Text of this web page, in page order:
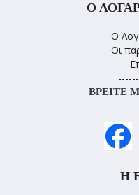
Ο
Ο
Οι
ΒΡΕΊΤΕ
Η